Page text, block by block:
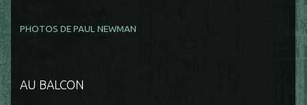
PHOTOS DE PAUL NEWMAN
AU BALCON